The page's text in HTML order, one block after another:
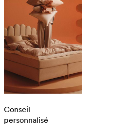
Conseil
personnalisé